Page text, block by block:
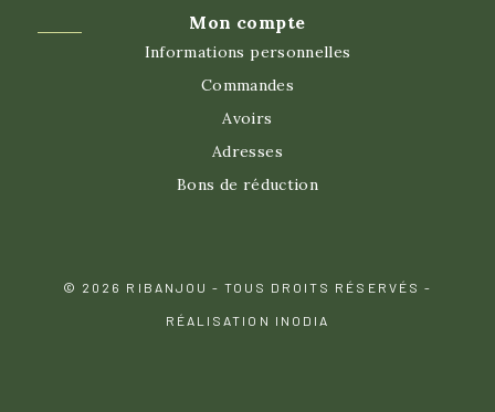
Mon compte
Informations personnelles
Commandes
Avoirs
Adresses
Bons de réduction
© 2026 RIBANJOU - TOUS DROITS RÉSERVÉS -
RÉALISATION INODIA